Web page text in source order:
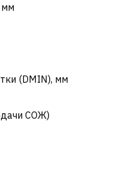
мм
(DMIN), мм
СОЖ)